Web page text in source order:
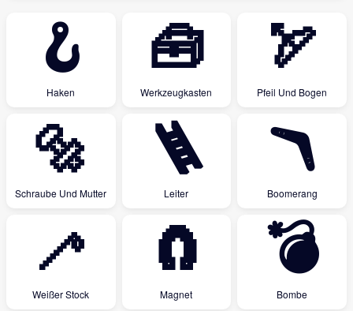
🪝
Haken
🧰
Werkzeugkasten
🏹
Pfeil Und Bogen
🔩
Schraube Und Mutter
🪜
Leiter
🪃
Boomerang
🦯
Weißer Stock
🧲
Magnet
💣
Bombe